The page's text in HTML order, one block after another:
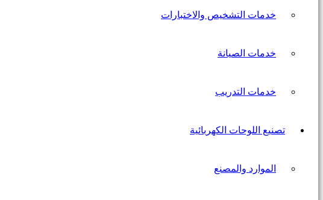
خدمات التشخيص والاختبارات
خدمات الصيانة
خدمات التدريب
تصنيع اللوحات الكهربائية
الموارد والمصنع